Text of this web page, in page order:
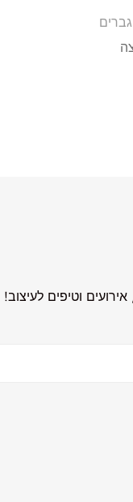
וטיפים לעיצוב!